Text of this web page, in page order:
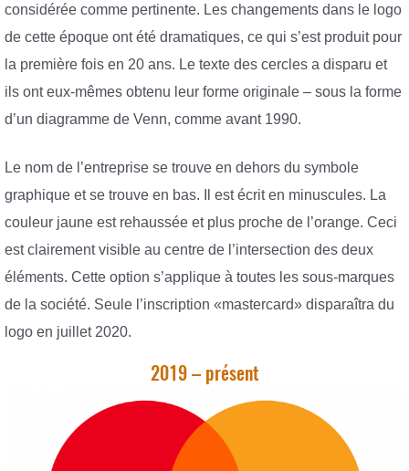
considérée comme pertinente. Les changements dans le logo
de cette époque ont été dramatiques, ce qui s’est produit pour
la première fois en 20 ans. Le texte des cercles a disparu et
ils ont eux-mêmes obtenu leur forme originale – sous la forme
d’un diagramme de Venn, comme avant 1990.
Le nom de l’entreprise se trouve en dehors du symbole
graphique et se trouve en bas. Il est écrit en minuscules. La
couleur jaune est rehaussée et plus proche de l’orange. Ceci
est clairement visible au centre de l’intersection des deux
éléments. Cette option s’applique à toutes les sous-marques
de la société. Seule l’inscription «mastercard» disparaîtra du
logo en juillet 2020.
2019 – présent